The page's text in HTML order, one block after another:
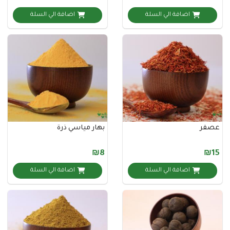
اضافة الي السلة اضافة الي السلة
اضافة الي السلة
بهار مياسي ذرة
اضافة الي السلة